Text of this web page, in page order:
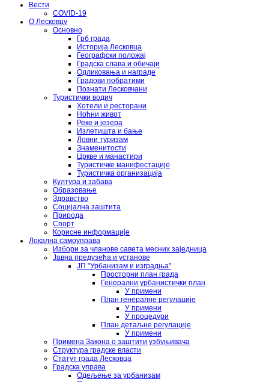
Вести
COVID-19
О Лесковцу
Основно
Грб града
Историја Лесковца
Географски положај
Градска слава и обичаји
Одликовања и награде
Градови побратими
Познати Лесковчани
Туристички водич
Хотели и ресторани
Ноћни живот
Реке и језера
Излетишта и бање
Ловни туризам
Знаменитости
Цркве и манастири
Туристичке манифестације
Туристичка организација
Култура и забава
Образовање
Здравство
Социјална заштита
Природа
Спорт
Корисне информације
Локална самоуправа
Избори за чланове савета месних заједница
Јавна предузећа и установе
ЈП "Урбанизам и изградња"
Просторни план града
Генерални урбанистички план
У примени
План генералне регулације
У примени
У процедури
План детаљне регулације
У примени
Примена Закона о заштити узбуњивача
Структура градске власти
Статут града Лесковца
Градска управа
Одељење за урбанизам